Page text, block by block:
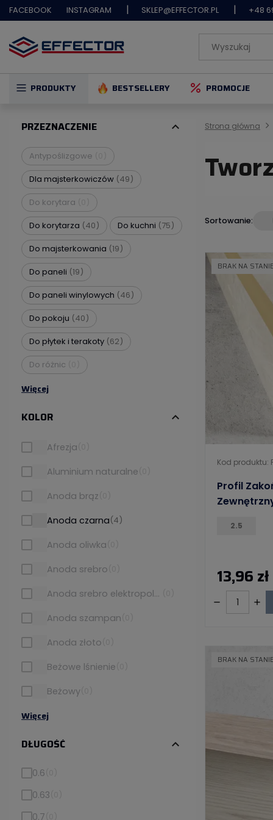
FACEBOOK INSTAGRAM | SKLEP@EFFECTOR.PL | +48
PRODUKTY BESTSELLERY PROMOCJE
PRZEZNACZENIE expand_more
Antypoślizgowe
Dla majsterkowiczów (49)
Do korytara
Do korytarza (40) Do kuchni (75)
Do majsterkowania (19)
Do paneli (19)
Do paneli winylowych (46)
Do pokoju (40)
Do płytek i terakoty (62)
Do różnic
Więcej
KOLOR expand_more
Afrezja
Aluminium naturalne
Anoda brąz
Anoda czarna(4)
Anoda oliwka
Anoda srebro
Anoda srebro elektropolerowane
Anoda szampan
Anoda złoto
Beżowe lśnienie
Beżowy
Więcej
DŁUGOŚĆ expand_more
0.6
0.63
0.7
Strona główna
Sortowanie:
Kod produktu:
Profil
2.5
13,96 zł
BRAK NA STANIE
BRAK NA STANIE